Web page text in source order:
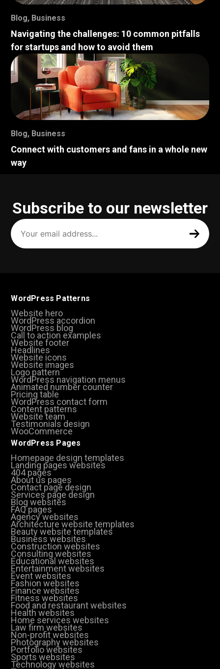
Blog, Business
Navigating the challenges: 10 common pitfalls
for startups and how to avoid them
Blog, Business
Connect with customers and fans in a whole new
way
Subscribe to our newsletter
Your
email
address
(Required)
WordPress Patterns
Website hero
WordPress accordion
WordPress blog
Call to action examples
Website footer
Headlines
Website icons
Website images
Logo pattern
WordPress navigation menus
Animated number counter
Pricing table
WordPress contact form
Content patterns
Website team
Testimonials design
WooCommerce
WordPress Pages
Homepage design templates
Landing pages websites
404 pages
About us pages
Contact page design
Services page design
Blog websites
FAQ pages
Agency websites
Architecture website templates
Beauty website templates
Business websites
Construction websites
Consulting websites
Educational websites
Entertainment websites
Event websites
Fashion websites
Finance websites
Fitness websites
Food and restaurant websites
Health websites
Home services websites
Law firm websites
Non-profit websites
Photography websites
Portfolio websites
Sports websites
Technology websites